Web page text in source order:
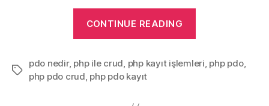
CONTINUE READING
Veritabanı
Tags
pdo nedir, php ile crud, php kayıt işlemleri, php pdo,
php pdo crud, php pdo kayıt